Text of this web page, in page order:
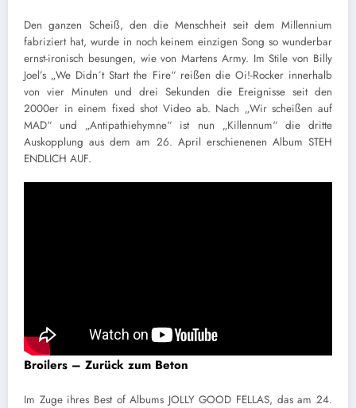
Den ganzen Scheiß, den die Menschheit seit dem Millennium
fabriziert hat, wurde in noch keinem einzigen Song so wunderbar
ernst-ironisch besungen, wie von Martens Army. Im Stile von Billy
Joel’s „We Didn´t Start the Fire“ reißen die Oi!-Rocker innerhalb
von vier Minuten und drei Sekunden die Ereignisse seit den
2000er in einem fixed shot Video ab. Nach „Wir scheißen auf
MAD“ und „Antipathiehymne“ ist nun „Killennum“ die dritte
Auskopplung aus dem am 26. April erschienenen Album STEH
ENDLICH AUF.
Broilers – Zurück zum Beton
Im Zuge ihres Best of Albums JOLLY GOOD FELLAS, das am 24.